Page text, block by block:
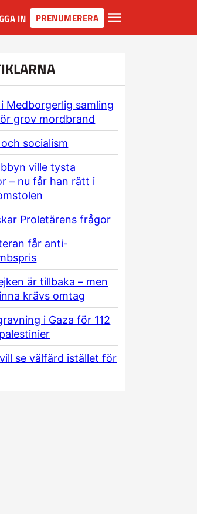
IN PRENUMERERA
Medborgerlig samling
grov mordbrand
socialism
ville tysta
– nu får han rätt i
Proletärens frågor
får anti-
är tillbaka – men
krävs omtag
i Gaza för 112
se välfärd istället för